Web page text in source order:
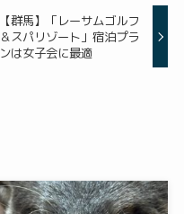
【群馬】「レーサムゴルフ
＆スパリゾート」宿泊プラ
ンは女子会に最適